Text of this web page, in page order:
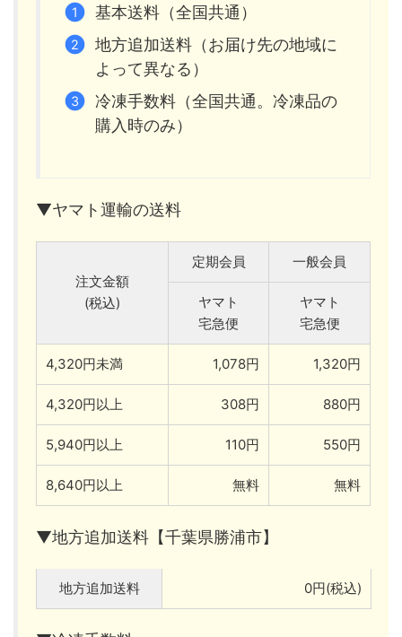
基本送料（全国共通）
地方追加送料（お届け先の地域に
よって異なる）
冷凍手数料（全国共通。冷凍品の
購入時のみ）
▼ヤマト運輸の送料
注文金額
(税込)
定期会員 一般会員
ヤマト
宅急便
ヤマト
宅急便
4,320円未満 1,078円 1,320円
4,320円以上 308円 880円
5,940円以上 110円 550円
8,640円以上 無料 無料
▼地方追加送料【千葉県勝浦市】
地方追加送料 0円(税込)